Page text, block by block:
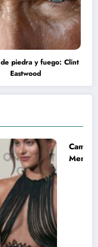
piedra y fuego: Clint
Eastwood
Camila
Mendes